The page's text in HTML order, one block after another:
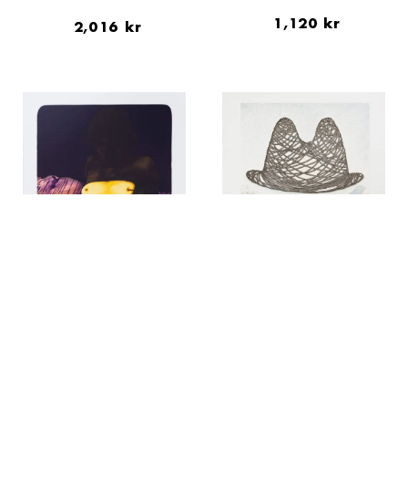
2,016 kr 1,120 kr